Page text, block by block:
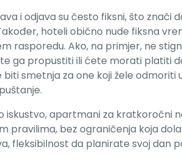
i odjava su često fiksni, što znači
hoteli obično nude fiksna
rasporedu. Ako, na primjer, ne
ga propustiti ili ćete morati platiti
smetnja za one koji žele odmoriti
iskustvo, apartmani za kratkoročni
pravilima, bez ograničenja koja
fleksibilnost da planirate svoj dan